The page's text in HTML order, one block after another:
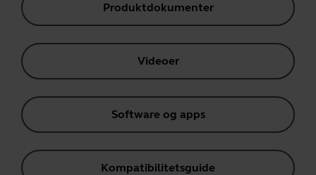
Produktdokumenter
Videoer
Software og apps
Kompatibilitetsguide